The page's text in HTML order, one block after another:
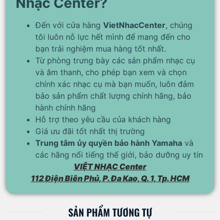
Đến với cửa hàng VietNhacCenter, chúng
tôi luôn nỗ lực hết mình để mang đến cho
bạn trải nghiệm mua hàng tốt nhất.
Từ phòng trưng bày các sản phẩm nhạc cụ
và âm thanh, cho phép bạn xem và chọn
chính xác nhạc cụ mà bạn muốn, luôn đảm
bảo sản phẩm chất lượng chính hãng, bảo
hành chính hãng
Hỗ trợ theo yêu cầu của khách hàng
Giá ưu đãi tốt nhất thị trường
Trung tâm ủy quyền bảo hành Yamaha và
các hãng nổi tiếng thế giới, bảo dưỡng uy tín
VIỆT NHẠC Center
112 Điện Biên Phủ, P. Đa Kao, Q. 1, Tp. HCM
SẢN PHẨM TƯƠNG TỰ